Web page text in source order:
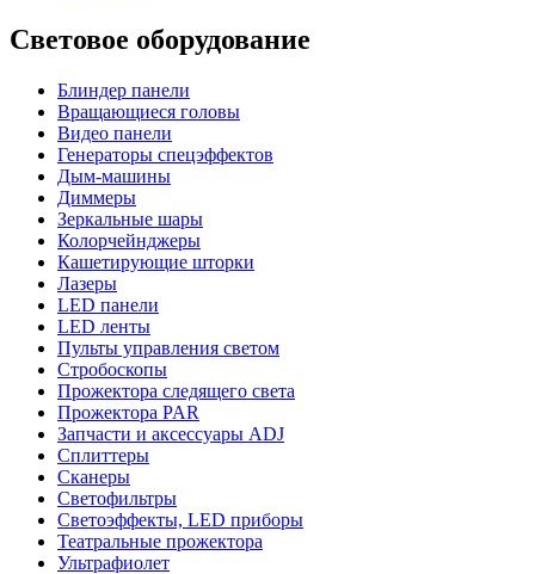
Световое оборудование
Блиндер панели
Вращающиеся головы
Видео панели
Генераторы спецэффектов
Дым-машины
Диммеры
Зеркальные шары
Колорчейнджеры
Кашетирующие шторки
Лазеры
LED панели
LED ленты
Пульты управления светом
Стробоскопы
Прожектора следящего света
Прожектора PAR
Запчасти и аксессуары ADJ
Сплиттеры
Сканеры
Светофильтры
Светоэффекты, LED приборы
Театральные прожектора
Ультрафиолет